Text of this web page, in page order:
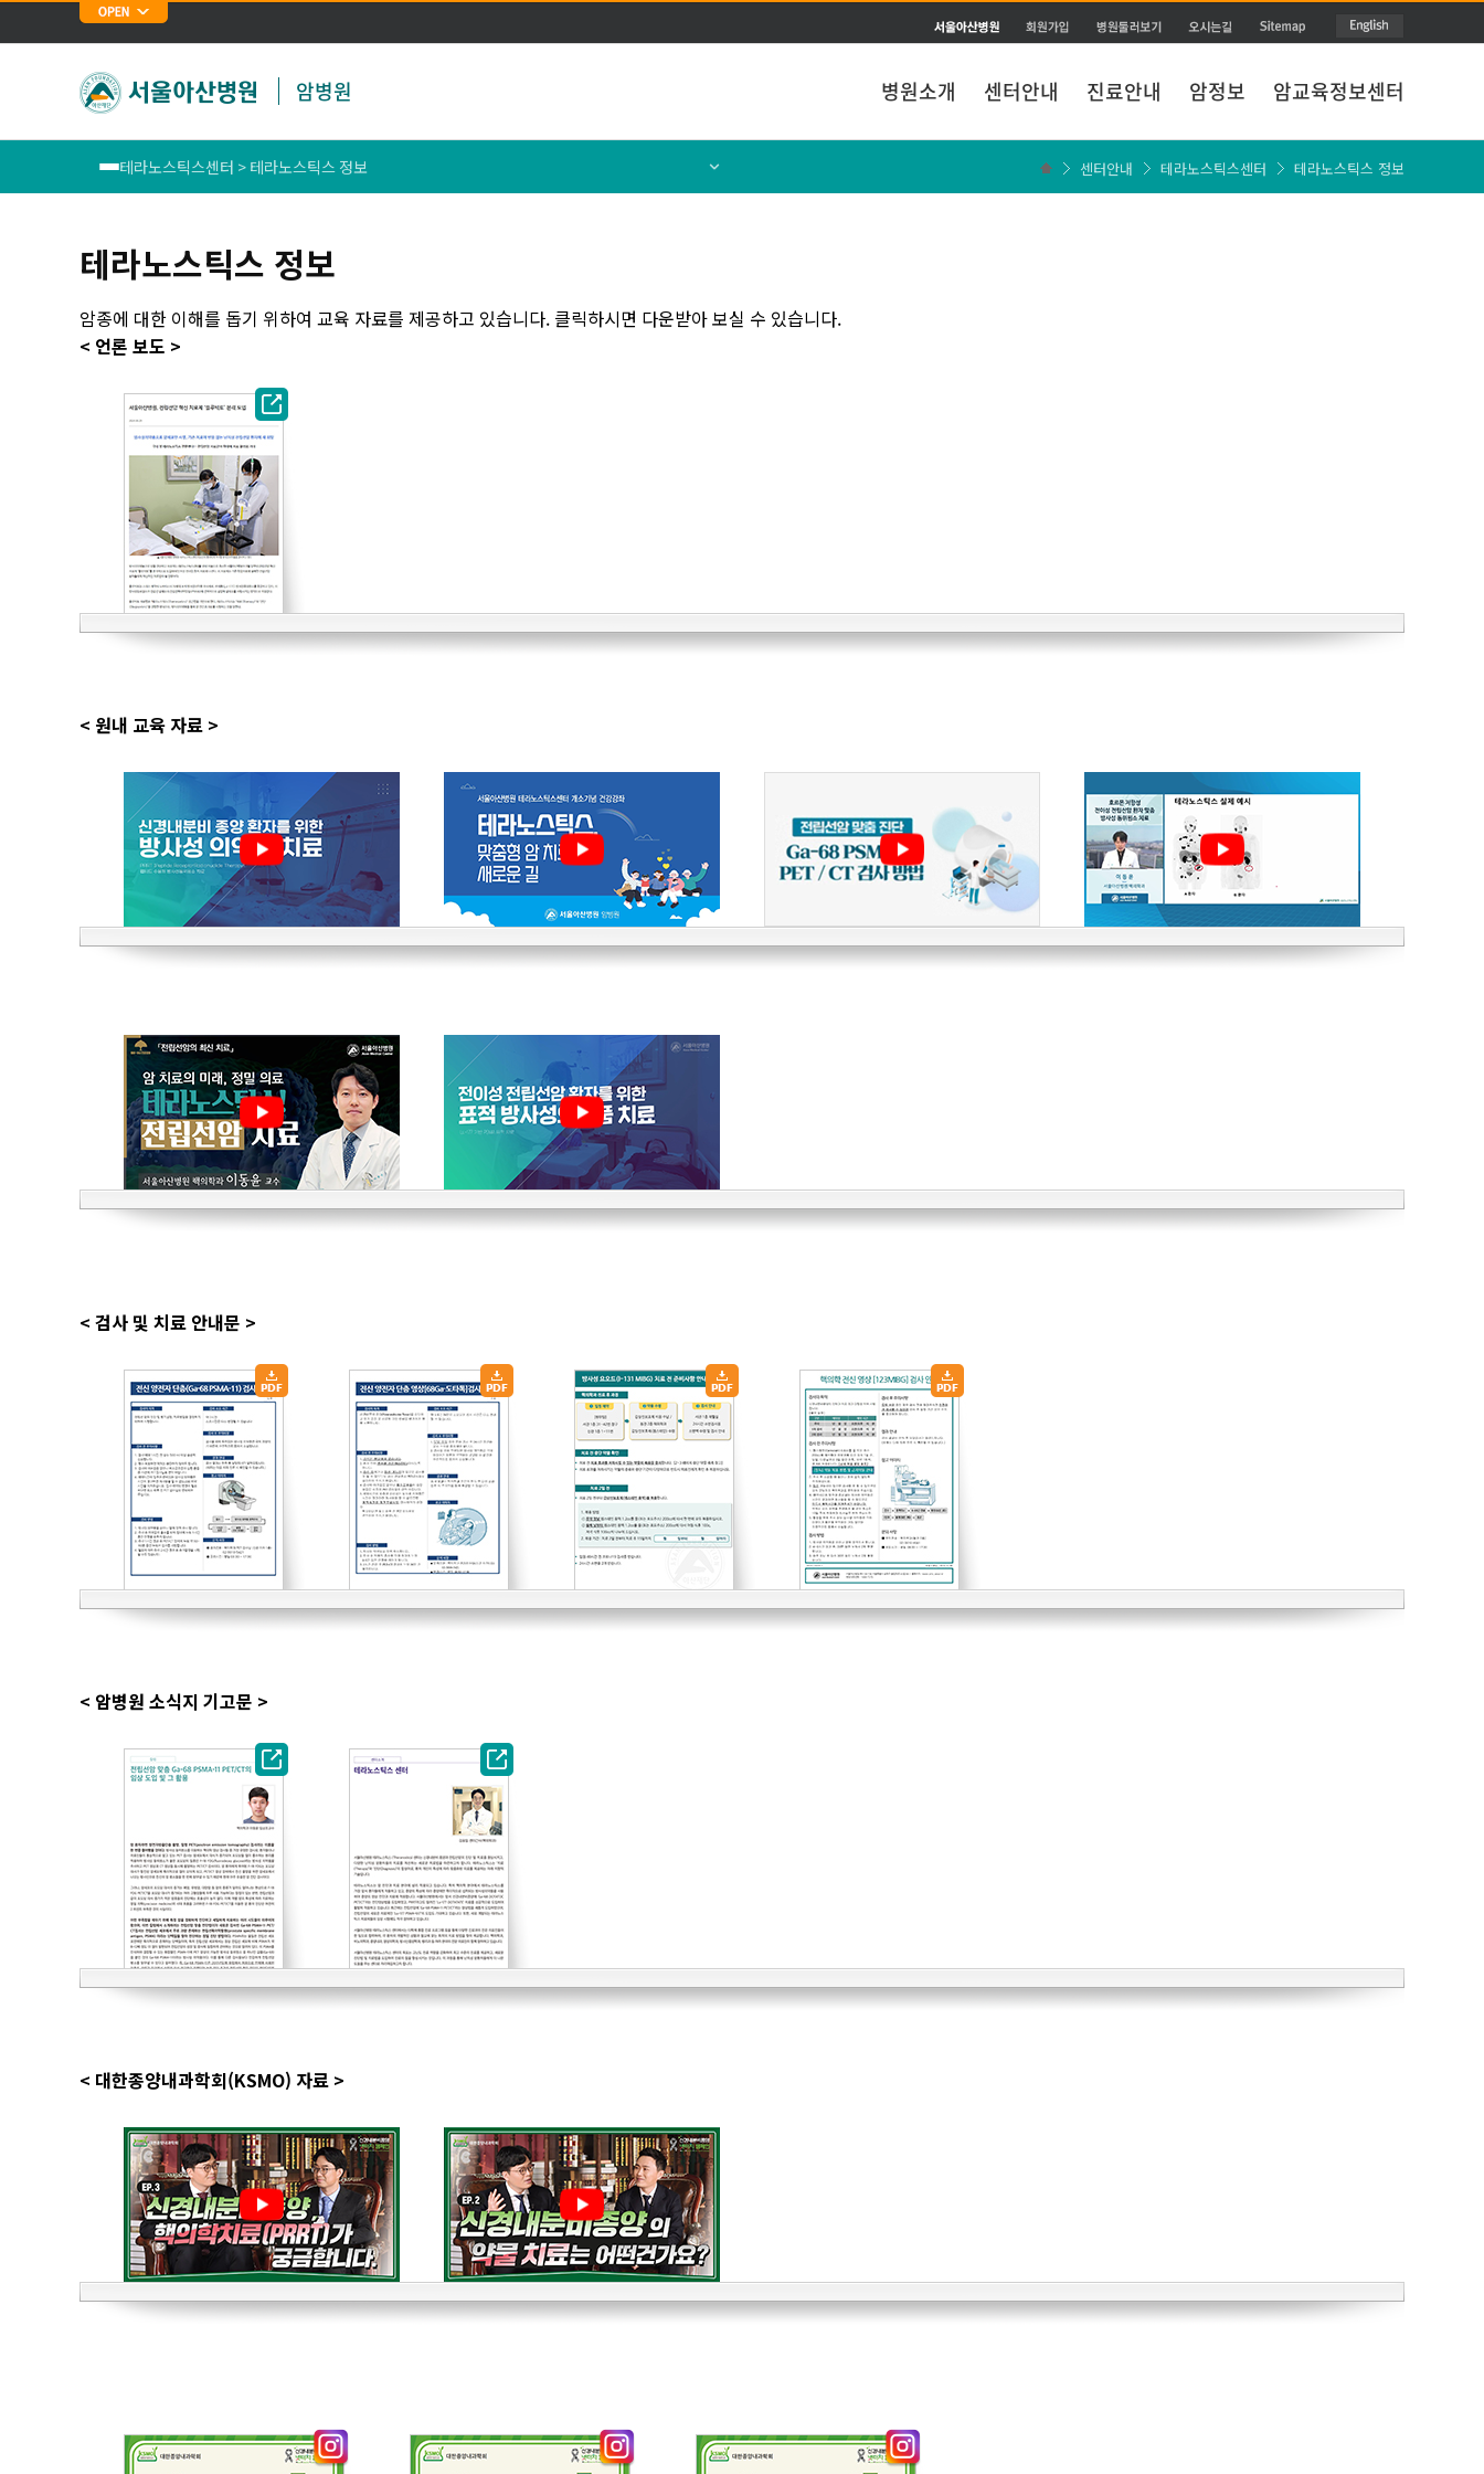
주메뉴 바로가기
본문 바로가기
암병원 병원소개 센터안내 진료안내 암정보 암교육정보센터
센터안내 테라노스틱스센터 테라노스틱스 정보
테라노스틱스센터 > 테라노스틱스 정보
위암센터
식도암센터
대장암센터
유방암센터
간암센터
두경부암센터
난소ㆍ자궁암센터
비뇨기암센터
혈액암ㆍ골수이식센터
육종ㆍ희귀암센터
피부암센터
CAR T 센터
테라노스틱스센터
완화의료센터
통합/전문및특화진료안내
테라노스틱스 정보
암종에 대한 이해를 돕기 위하여 교육 자료를 제공하고 있습니다. 클릭하시면 다운받아 보실 수 있습니다.
< 언론 보도 >
< 원내 교육 자료 >
< 검사 및 치료 안내문 >
< 암병원 소식지 기고문 >
< 대한종양내과학회(KSMO) 자료 >